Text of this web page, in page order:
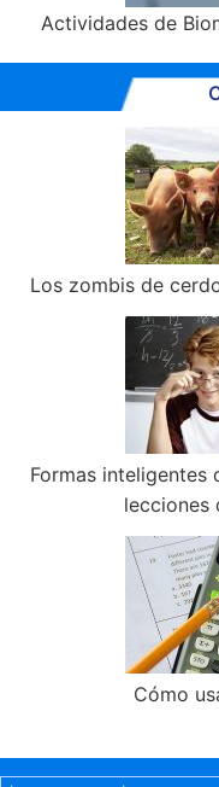
Actividades de
Los zombis de
Formas inteligentes
lecciones
Cómo